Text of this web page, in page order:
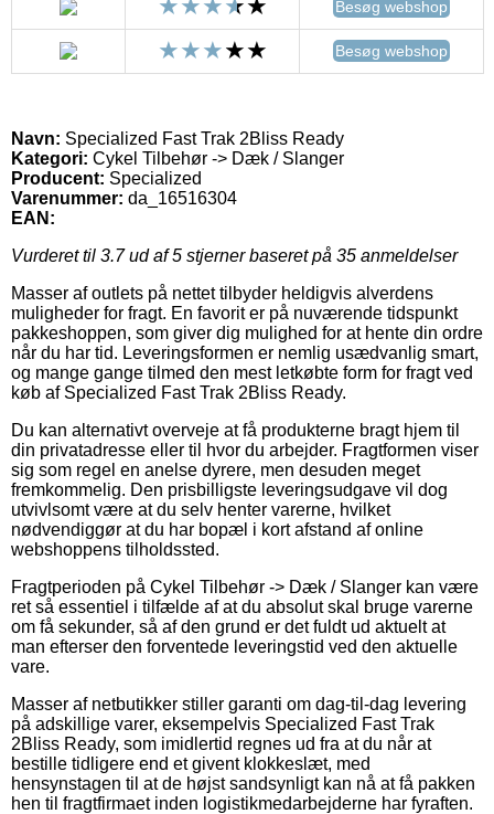
Besøg webshop
Besøg webshop
Navn: Specialized Fast Trak 2Bliss Ready
Kategori: Cykel Tilbehør -> Dæk / Slanger
Producent: Specialized
Varenummer: da_16516304
EAN:
Vurderet til 3.7ud af 5 stjerner baseret på 35 anmeldelser
Masser af outlets på nettet tilbyder heldigvis alverdens
muligheder for fragt. En favorit er på nuværende tidspunkt
pakkeshoppen, som giver dig mulighed for at hente din ordre
når du har tid. Leveringsformen er nemlig usædvanlig smart,
og mange gange tilmed den mest letkøbte form for fragt ved
køb af Specialized Fast Trak 2Bliss Ready.
Du kan alternativt overveje at få produkterne bragt hjem til
din privatadresse eller til hvor du arbejder. Fragtformen viser
sig som regel en anelse dyrere, men desuden meget
fremkommelig. Den prisbilligste leveringsudgave vil dog
utvivlsomt være at du selv henter varerne, hvilket
nødvendiggør at du har bopæl i kort afstand af online
webshoppens tilholdssted.
Fragtperioden på Cykel Tilbehør -> Dæk / Slanger kan være
ret så essentiel i tilfælde af at du absolut skal bruge varerne
om få sekunder, så af den grund er det fuldt ud aktuelt at
man efterser den forventede leveringstid ved den aktuelle
vare.
Masser af netbutikker stiller garanti om dag-til-dag levering
på adskillige varer, eksempelvis Specialized Fast Trak
2Bliss Ready, som imidlertid regnes ud fra at du når at
bestille tidligere end et givent klokkeslæt, med
hensynstagen til at de højst sandsynligt kan nå at få pakken
hen til fragtfirmaet inden logistikmedarbejderne har fyraften.